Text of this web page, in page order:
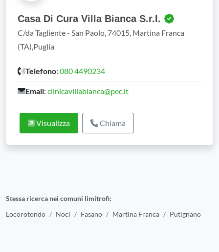
Casa Di Cura Villa Bianca S.r.l.
C/da Tagliente - San Paolo, 74015, Martina Franca
(TA),Puglia
Telefono: 080 4490234
Email: clinicavillabianca@pec.it
Visualizza Chiama
Stessa ricerca nei comuni limitrofi:
Locorotondo
Noci Fasano Martina Franca Putignano